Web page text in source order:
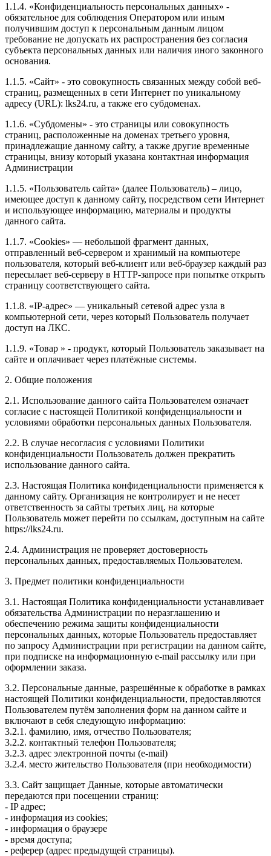
1.1.4. «Конфиденциальность персональных данных» -
обязательное для соблюдения Оператором или иным
получившим доступ к персональным данным лицом
требование не допускать их распространения без согласия
субъекта персональных данных или наличия иного законного
основания.
1.1.5. «Сайт» - это совокупность связанных между собой веб-
страниц, размещенных в сети Интернет по уникальному
адресу (URL): lks24.ru, а также его субдоменах.
1.1.6. «Субдомены» - это страницы или совокупность
страниц, расположенные на доменах третьего уровня,
принадлежащие данному сайту, а также другие временные
страницы, внизу который указана контактная информация
Администрации
1.1.5. «Пользователь сайта» (далее Пользователь) – лицо,
имеющее доступ к данному сайту, посредством сети Интернет
и использующее информацию, материалы и продукты
данного сайта.
1.1.7. «Cookies» — небольшой фрагмент данных,
отправленный веб-сервером и хранимый на компьютере
пользователя, который веб-клиент или веб-браузер каждый раз
пересылает веб-серверу в HTTP-запросе при попытке открыть
страницу соответствующего сайта.
1.1.8. «IP-адрес» — уникальный сетевой адрес узла в
компьютерной сети, через который Пользователь получает
доступ на ЛКС.
1.1.9. «Товар » - продукт, который Пользователь заказывает на
сайте и оплачивает через платёжные системы.
2. Общие положения
2.1. Использование данного сайта Пользователем означает
согласие с настоящей Политикой конфиденциальности и
условиями обработки персональных данных Пользователя.
2.2. В случае несогласия с условиями Политики
конфиденциальности Пользователь должен прекратить
использование данного сайта.
2.3. Настоящая Политика конфиденциальности применяется к
данному сайту. Организация не контролирует и не несет
ответственность за сайты третьих лиц, на которые
Пользователь может перейти по ссылкам, доступным на сайте
https://lks24.ru.
2.4. Администрация не проверяет достоверность
персональных данных, предоставляемых Пользователем.
3. Предмет политики конфиденциальности
3.1. Настоящая Политика конфиденциальности устанавливает
обязательства Администрации по неразглашению и
обеспечению режима защиты конфиденциальности
персональных данных, которые Пользователь предоставляет
по запросу Администрации при регистрации на данном сайте,
при подписке на информационную e-mail рассылку или при
оформлении заказа.
3.2. Персональные данные, разрешённые к обработке в рамках
настоящей Политики конфиденциальности, предоставляются
Пользователем путём заполнения форм на данном сайте и
включают в себя следующую информацию:
3.2.1. фамилию, имя, отчество Пользователя;
3.2.2. контактный телефон Пользователя;
3.2.3. адрес электронной почты (e-mail)
3.2.4. место жительство Пользователя (при необходимости)
3.3. Сайт защищает Данные, которые автоматически
передаются при посещении страниц:
- IP адрес;
- информация из cookies;
- информация о браузере
- время доступа;
- реферер (адрес предыдущей страницы).